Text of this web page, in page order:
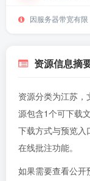
因服务器带宽有
资源信息摘
资源分类为江苏
源包含1个可下载
下载方式与预览入
在线批注功能。
如果需要查看公开